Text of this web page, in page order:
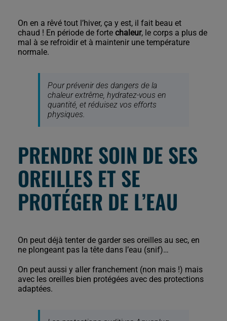
On en a rêvé tout l’hiver, ça y est, il fait beau et
chaud ! En période de forte chaleur, le corps a plus de
mal à se refroidir et à maintenir une température
normale.
Pour prévenir des dangers de la
chaleur extrême, hydratez-vous en
quantité, et réduisez vos efforts
physiques.
PRENDRE SOIN DE SES
OREILLES ET SE
PROTÉGER DE L’EAU
On peut déjà tenter de garder ses oreilles au sec, en
ne plongeant pas la tête dans l’eau (snif)…
On peut aussi y aller franchement (non mais !) mais
avec les oreilles bien protégées avec des protections
adaptées.